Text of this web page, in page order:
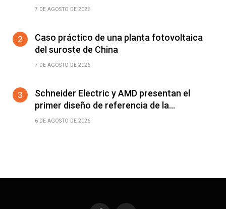
torsión de ±360°/m
7 DE AGOSTO DE 2026
Caso práctico de una planta fotovoltaica
del suroste de China
7 DE AGOSTO DE 2026
Schneider Electric y AMD presentan el
primer diseño de referencia de la
plataforma Helios para acelerar el
6 DE AGOSTO DE 2026